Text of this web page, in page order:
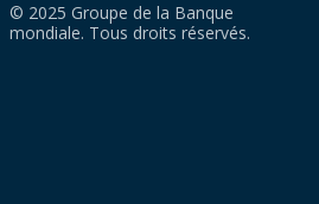
© 2025 Groupe de la Banque
mondiale. Tous droits réservés.